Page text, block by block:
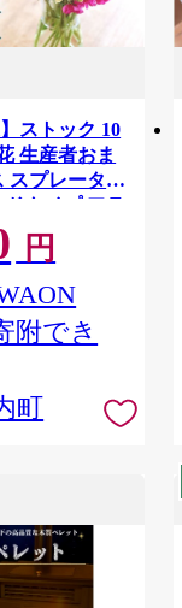
ストック 10
生産者おま
スプレータイ
ドタイプ アラ
束 国産 庄
ボ円
附でき
町